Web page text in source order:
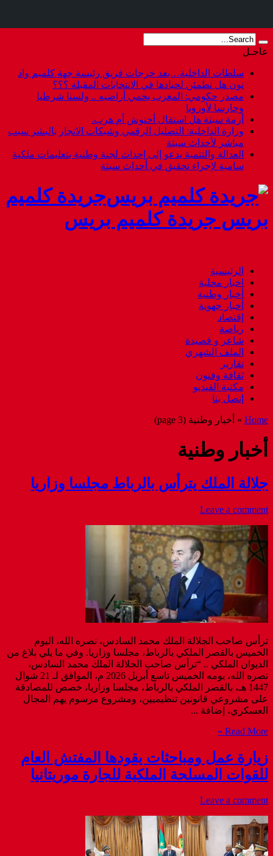
عاجـل
سلطات الداخلية…بعد خرجات فريق رئيسة جهة كلميم واد
نون هل نطمئن لحيادها في الانتخابات المقبلة ؟؟؟
مصدر حكومي: المغرب يحمي أراضيه .. ولسنا شرطيا
وحارسا لأوروبا
أزمة سبتة هل استقال أخنوش أم هرب.
وزارة الداخلية: التضليل الرقمي وشبكات الاتجار بالبشر سبب
مباشر لأحداث سبتة
العدالة والتنمية يدعو إلى إحداث لجنة وطنية بتعليمات ملكية
سامية لإجراء تحقيق في أحداث سبتة
جريدة كلميم
بريس جريدة كلميم بريس
الرئيسية
اخبار محلية
أخبار وطنية
أخبار جهوية
إقتصاد
رياضة
شاعر و قصيدة
الملف الشهري
تقارير
ثقافة وفنون
مكتبة الفيديو
إتصل بنا
Home
» أخبار وطنية (page 3)
أخبار وطنية
جلالة الملك يترأس بالرباط مجلسا وزاريا
Leave a comment
ترأس صاحب الجلالة الملك محمد السادس، نصره الله، اليوم
الخميس بالقصر الملكي بالرباط، مجلسا وزاريا. وفي ما يلي بلاغ من
الديوان الملكي .. “ترأس صاحب الجلالة الملك محمد السادس،
نصره الله، يومه الخميس تاسع أبريل 2026 م، الموافق لـ 21 شوال
1447 هـ، بالقصر الملكي بالرباط، مجلسا وزاريا، خصص للمصادقة
على مشروعي قانونين تنظيميين، ومشروع مرسوم يهم المجال
العسكري، إضافة ...
Read More »
زيارة عمل ومباحثات يقودها المفتش العام
للقوات المسلحة الملكية للجارة موريتانيا
Leave a comment